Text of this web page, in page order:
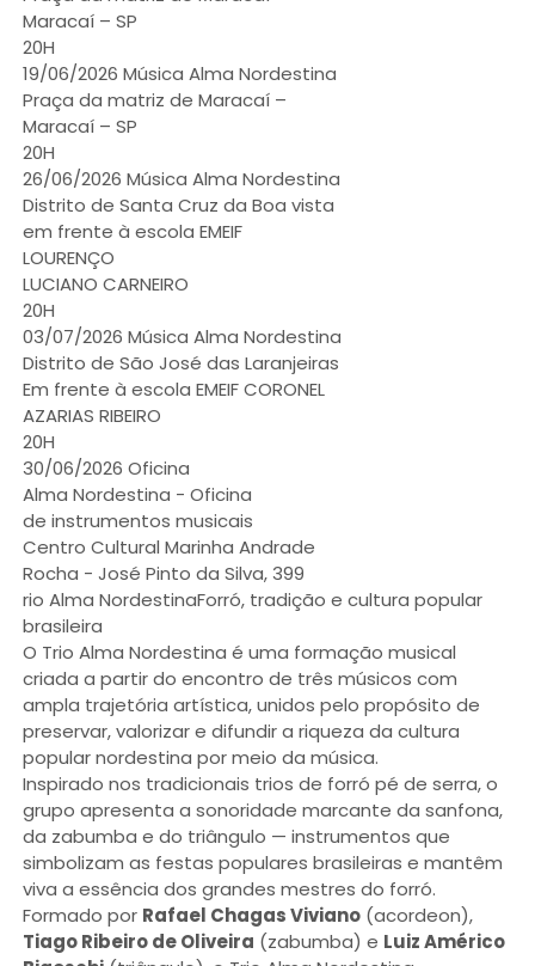
Maracaí – SP
20H
19/06/2026 Música Alma Nordestina
Praça da matriz de Maracaí –
Maracaí – SP
20H
26/06/2026 Música Alma Nordestina
Distrito de Santa Cruz da Boa vista
em frente à escola EMEIF
LOURENÇO
LUCIANO CARNEIRO
20H
03/07/2026 Música Alma Nordestina
Distrito de São José das Laranjeiras
Em frente à escola EMEIF CORONEL
AZARIAS RIBEIRO
20H
30/06/2026 Oficina
Alma Nordestina - Oficina
de instrumentos musicais
Centro Cultural Marinha Andrade
Rocha - José Pinto da Silva, 399
rio Alma NordestinaForró, tradição e cultura popular
brasileira
O Trio Alma Nordestina é uma formação musical
criada a partir do encontro de três músicos com
ampla trajetória artística, unidos pelo propósito de
preservar, valorizar e difundir a riqueza da cultura
popular nordestina por meio da música.
Inspirado nos tradicionais trios de forró pé de serra, o
grupo apresenta a sonoridade marcante da sanfona,
da zabumba e do triângulo — instrumentos que
simbolizam as festas populares brasileiras e mantêm
viva a essência dos grandes mestres do forró.
Formado por Rafael Chagas Viviano(acordeon),
Tiago Ribeiro de Oliveira (zabumba) e Luiz Américo